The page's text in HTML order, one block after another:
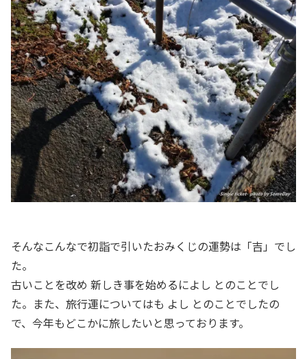
そんなこんなで初詣で引いたおみくじの運勢は「吉」でし
た。
古いことを改め 新しき事を始めるによし とのことでし
た。また、旅行運についてはも よし とのことでしたの
で、今年もどこかに旅したいと思っております。